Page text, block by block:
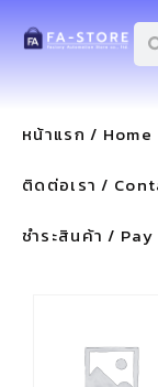
หน้าแรก / Home
ติดต่อเรา /
ชำระสินค้า /